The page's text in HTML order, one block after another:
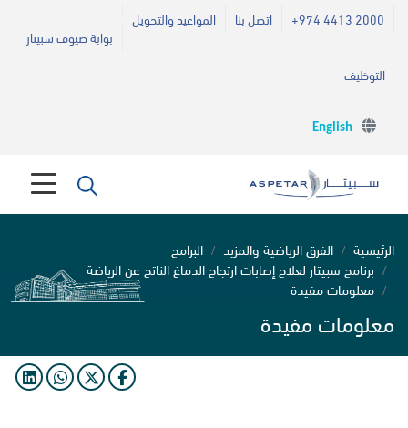
+974 4413 2000 اتصل بنا
المواعيد والتحويل
بوابة ضيوف سبيتار
التوظيف
English
الرئيسية الفرق الرياضية والمزيد
البرامج
برنامج سبيتار لعلاج إصابات ارتجاج الدماغ الناتج عن الرياضة
معلومات مفيدة
معلومات مفيدة